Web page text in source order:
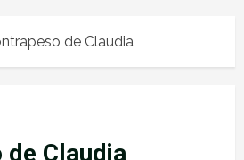
de Claudia
Claudia